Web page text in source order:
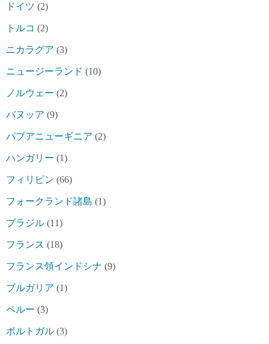
ドイツ (2)
トルコ (2)
ニカラグア (3)
ニュージーランド (10)
ノルウェー (2)
バヌッア (9)
パプアニューギニア (2)
ハンガリー (1)
フィリピン (66)
フォークランド諸島 (1)
ブラジル (11)
フランス (18)
フランス領インドシナ (9)
ブルガリア (1)
ペルー (3)
ポルトガル (3)